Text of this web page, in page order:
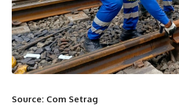
Source: Com Setrag